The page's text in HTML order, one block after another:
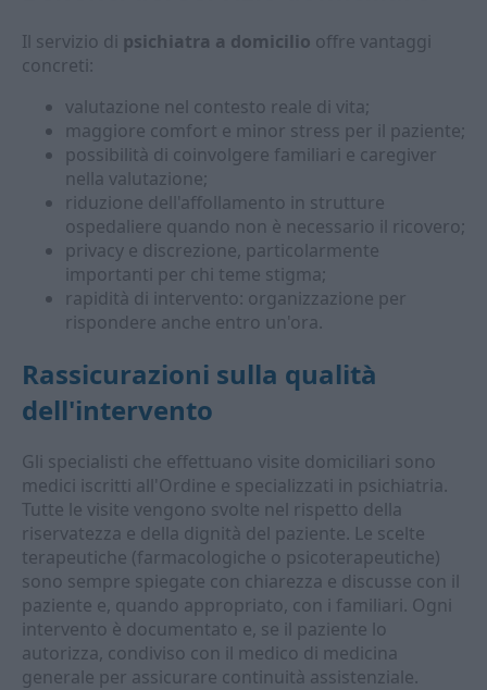
Il servizio di psichiatra a domicilio offre vantaggi
concreti:
valutazione nel contesto reale di vita;
maggiore comfort e minor stress per il paziente;
possibilità di coinvolgere familiari e caregiver
nella valutazione;
riduzione dell'affollamento in strutture
ospedaliere quando non è necessario il ricovero;
privacy e discrezione, particolarmente
importanti per chi teme stigma;
rapidità di intervento: organizzazione per
rispondere anche entro un'ora.
Rassicurazioni sulla qualità
dell'intervento
Gli specialisti che effettuano visite domiciliari sono
medici iscritti all'Ordine e specializzati in psichiatria.
Tutte le visite vengono svolte nel rispetto della
riservatezza e della dignità del paziente. Le scelte
terapeutiche (farmacologiche o psicoterapeutiche)
sono sempre spiegate con chiarezza e discusse con il
paziente e, quando appropriato, con i familiari. Ogni
intervento è documentato e, se il paziente lo
autorizza, condiviso con il medico di medicina
generale per assicurare continuità assistenziale.